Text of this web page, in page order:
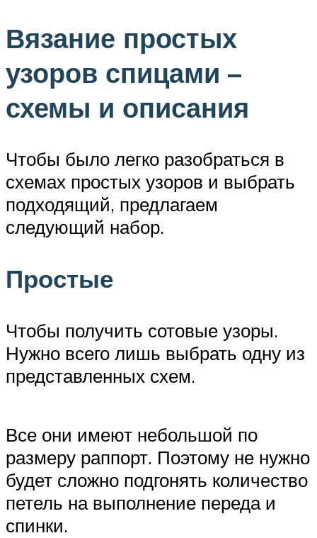
Вязание простых
узоров спицами –
схемы и описания
Чтобы было легко разобраться в
схемах простых узоров и выбрать
подходящий, предлагаем
следующий набор.
Простые
Чтобы получить сотовые узоры.
Нужно всего лишь выбрать одну из
представленных схем.
Все они имеют небольшой по
размеру раппорт. Поэтому не нужно
будет сложно подгонять количество
петель на выполнение переда и
спинки.